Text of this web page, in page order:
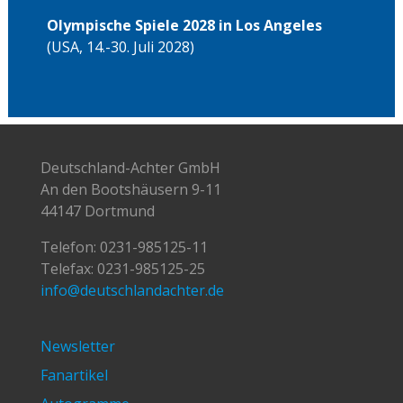
Olympische Spiele 2028 in Los Angeles
(USA, 14.-30. Juli 2028)
Deutschland-Achter GmbH
An den Bootshäusern 9-11
44147 Dortmund
Telefon: 0231-985125-11
Telefax: 0231-985125-25
info@deutschlandachter.de
Newsletter
Fanartikel